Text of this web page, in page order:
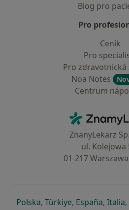
Blog pro
Pro
Ceník
Pro
Pro zdravotnická
Noa Notes
Centrum
ZnanyLekarz
ul. Kolejowa
01-217
Polskase otevře v nové
, Türkiyese otevře v
, Españase
, Italia,